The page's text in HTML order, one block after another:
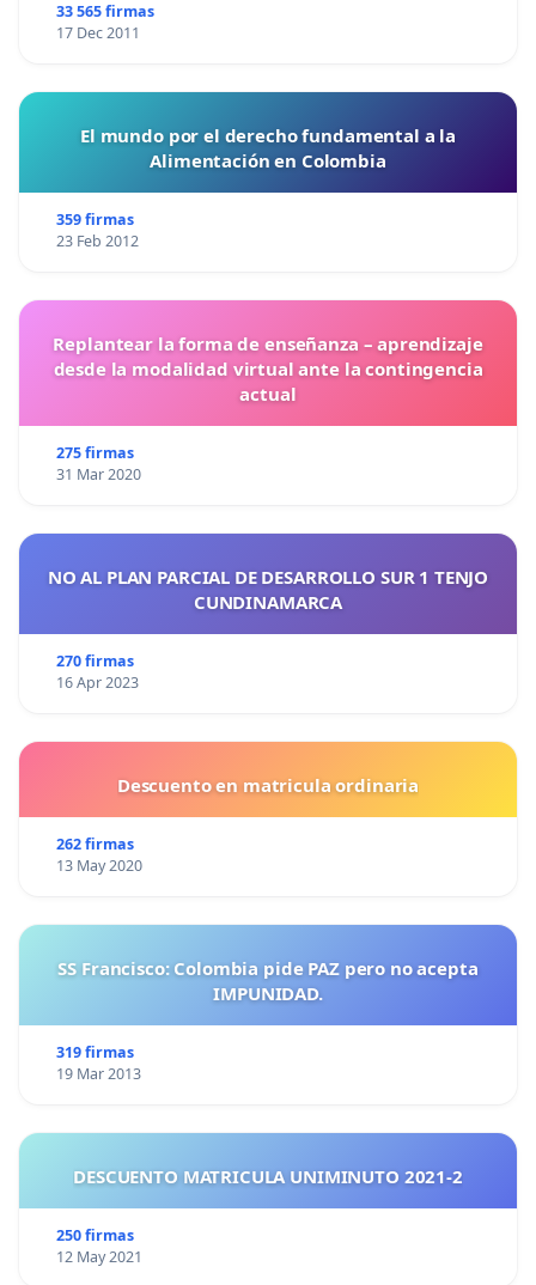
33 565 firmas
17 Dec 2011
El mundo por el derecho fundamental a la
Alimentación en Colombia
359 firmas
23 Feb 2012
Replantear la forma de enseñanza – aprendizaje
desde la modalidad virtual ante la contingencia
actual
275 firmas
31 Mar 2020
NO AL PLAN PARCIAL DE DESARROLLO SUR 1 TENJO
CUNDINAMARCA
270 firmas
16 Apr 2023
Descuento en matricula ordinaria
262 firmas
13 May 2020
SS Francisco: Colombia pide PAZ pero no acepta
IMPUNIDAD.
319 firmas
19 Mar 2013
DESCUENTO MATRICULA UNIMINUTO 2021-2
250 firmas
12 May 2021